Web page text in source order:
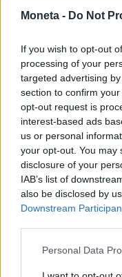
Moneta - Do Not
If you wish to opt-out
processing of your
targeted advertising
section to confirm
opt-out request is
interest-based ads
us or personal
your opt-out. You may
disclosure of your
IAB’s list of
also be disclosed by
Downstream
Personal Data